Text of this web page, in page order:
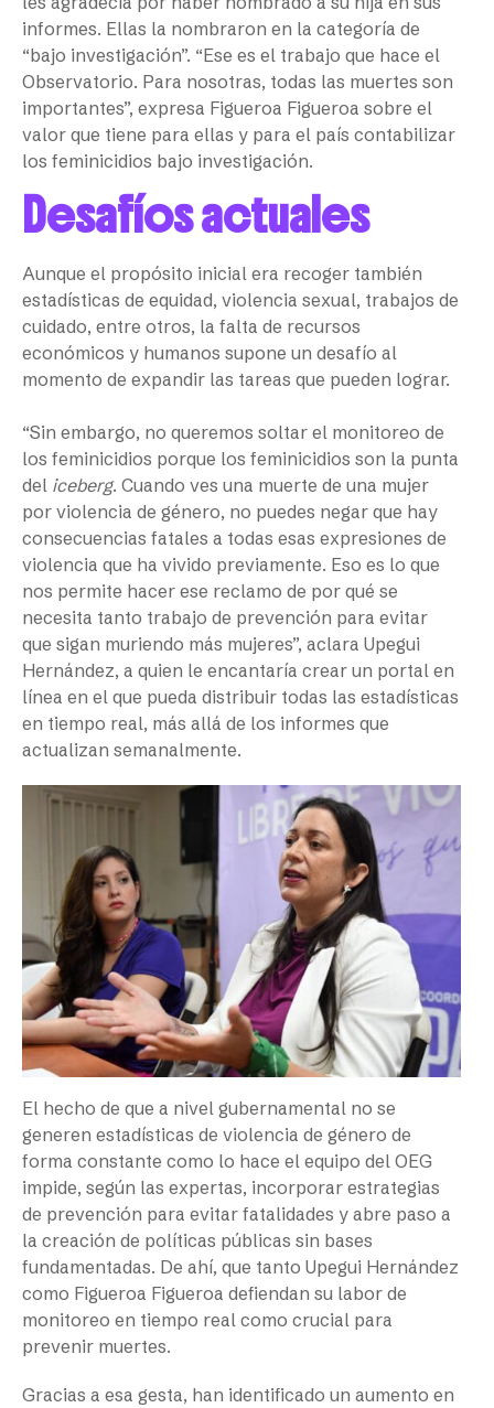
informes. Ellas la nombraron en la categoría de
“bajo investigación”. “Ese es el trabajo que hace el
Observatorio. Para nosotras, todas las muertes son
importantes”, expresa Figueroa Figueroa sobre el
valor que tiene para ellas y para el país contabilizar
los feminicidios bajo investigación.
Desafíos actuales
Aunque el propósito inicial era recoger también
estadísticas de equidad, violencia sexual, trabajos de
cuidado, entre otros, la falta de recursos
económicos y humanos supone un desafío al
momento de expandir las tareas que pueden lograr.
“Sin embargo, no queremos soltar el monitoreo de
los feminicidios porque los feminicidios son la punta
del iceberg. Cuando ves una muerte de una mujer
por violencia de género, no puedes negar que hay
consecuencias fatales a todas esas expresiones de
violencia que ha vivido previamente. Eso es lo que
nos permite hacer ese reclamo de por qué se
necesita tanto trabajo de prevención para evitar
que sigan muriendo más mujeres”, aclara Upegui
Hernández, a quien le encantaría crear un portal en
línea en el que pueda distribuir todas las estadísticas
en tiempo real, más allá de los informes que
actualizan semanalmente.
El hecho de que a nivel gubernamental no se
generen estadísticas de violencia de género de
forma constante como lo hace el equipo del OEG
impide, según las expertas, incorporar estrategias
de prevención para evitar fatalidades y abre paso a
la creación de políticas públicas sin bases
fundamentadas. De ahí, que tanto Upegui Hernández
como Figueroa Figueroa defiendan su labor de
monitoreo en tiempo real como crucial para
prevenir muertes.
Gracias a esa gesta, han identificado un aumento en